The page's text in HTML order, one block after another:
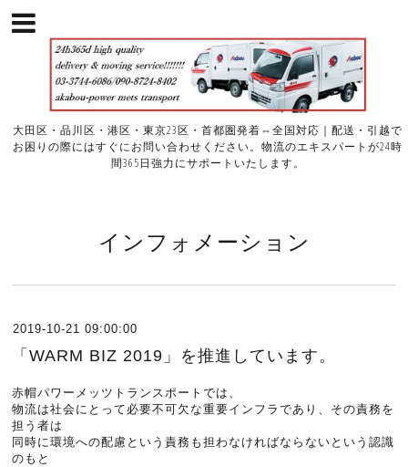
大田区・品川区・港区・東京23区・首都圏発着⇔全国対応｜配送・引越で
お困りの際にはすぐにお問い合わせください。物流のエキスパートが24時
間365日強力にサポートいたします。
インフォメーション
2019-10-21 09:00:00
「WARM BIZ 2019」を推進しています。
赤帽パワーメッツトランスポートでは、
物流は社会にとって必要不可欠な重要インフラであり、その責務を
担う者は
同時に環境への配慮という責務も担わなければならないという認識
のもと